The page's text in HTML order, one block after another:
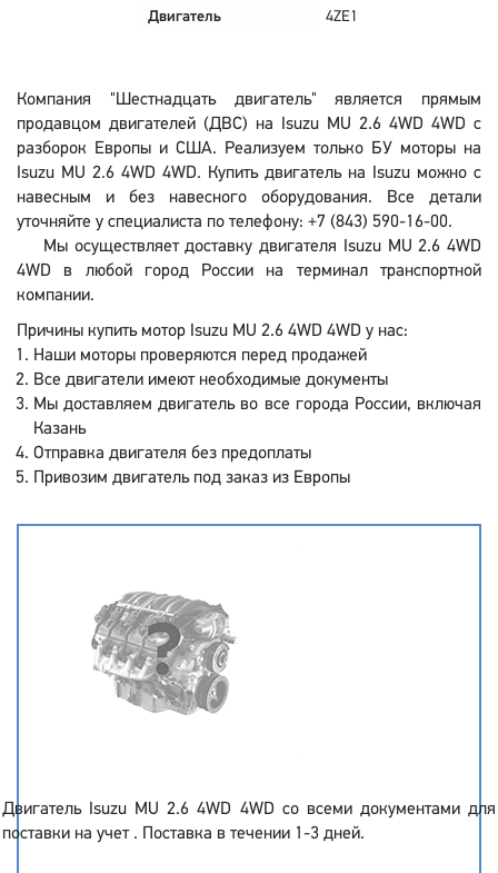
Двигатель
4ZE1
Компания "Шестнадцать двигатель" является прямым
продавцом двигателей (ДВС) на Isuzu MU 2.6 4WD 4WD с
разборок Европы и США. Реализуем только БУ моторы на
Isuzu MU 2.6 4WD 4WD. Купить двигатель на Isuzu можно с
навесным и без навесного оборудования. Все детали
уточняйте у специалиста по телефону: +7 (843) 590-16-00.
Мы осуществляет доставку двигателя Isuzu MU 2.6 4WD
4WD в любой город России на терминал транспортной
компании.
Причины купить мотор Isuzu MU 2.6 4WD 4WD у нас:
Наши моторы проверяются перед продажей
Все двигатели имеют необходимые документы
Мы доставляем двигатель во все города России, включая
Казань
Отправка двигателя без предоплаты
Привозим двигатель под заказ из Европы
Двигатель Isuzu MU 2.6 4WD 4WD со всеми документами для
поставки на учет . Поставка в течении 1-3 дней.